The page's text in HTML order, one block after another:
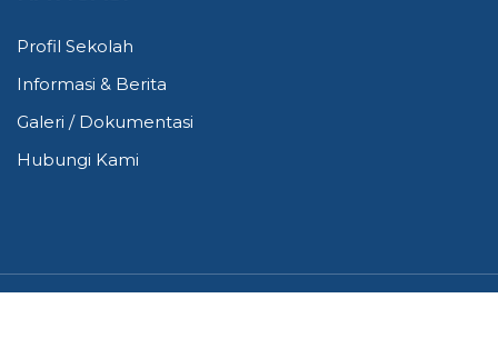
Profil Sekolah
Informasi & Berita
Galeri / Dokumentasi
Hubungi Kami
Copyright © 2019 - 2026 SMP Negeri 7 Gorontalo All rights